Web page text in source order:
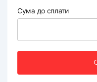
Сума до сплати